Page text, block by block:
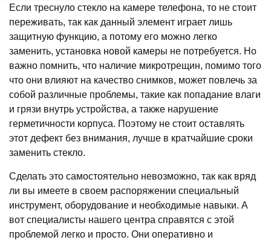
Если треснуло стекло на камере телефона, то не стоит
переживать, так как данный элемент играет лишь
защитную функцию, а потому его можно легко
заменить, установка новой камеры не потребуется. Но
важно помнить, что наличие микротрещин, помимо того
что они влияют на качество снимков, может повлечь за
собой различные проблемы, такие как попадание влаги
и грязи внутрь устройства, а также нарушение
герметичности корпуса. Поэтому не стоит оставлять
этот дефект без внимания, лучше в кратчайшие сроки
заменить стекло.
Сделать это самостоятельно невозможно, так как вряд
ли вы имеете в своем распоряжении специальный
инструмент, оборудование и необходимые навыки. А
вот специалисты нашего центра справятся с этой
проблемой легко и просто. Они оперативно и